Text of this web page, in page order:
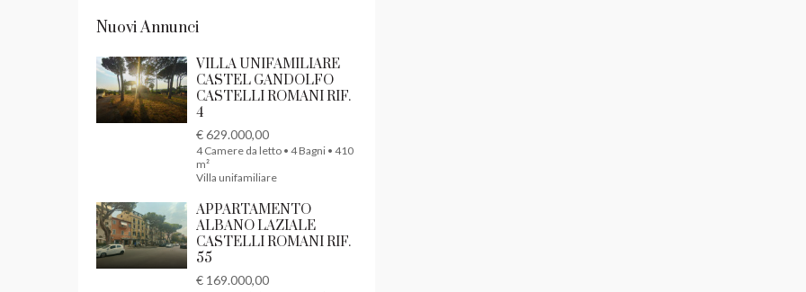
Nuovi Annunci
VILLA UNIFAMILIARE
CASTEL GANDOLFO
CASTELLI ROMANI RIF.
4
€ 629.000,00
4 Camere da letto • 4 Bagni • 410
m²
Villa unifamiliare
APPARTAMENTO
ALBANO LAZIALE
CASTELLI ROMANI RIF.
55
€ 169.000,00